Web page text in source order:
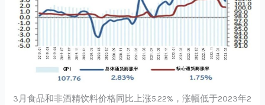
3月食品和非酒精饮料价格同比上涨5.22%，涨幅低于2023年2